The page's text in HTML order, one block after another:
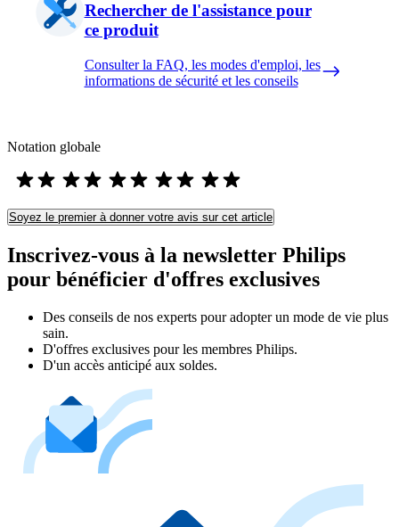
Rechercher de l'assistance pour
ce produit
Consulter la FAQ, les modes d'emploi, les
informations de sécurité et les conseils
Notation globale
Soyez le premier à donner votre avis sur cet article
Inscrivez-vous à la newsletter Philips
pour bénéficier d'offres exclusives
Des conseils de nos experts pour adopter un mode de vie plus
sain.
D'offres exclusives pour les membres Philips.
D'un accès anticipé aux soldes.